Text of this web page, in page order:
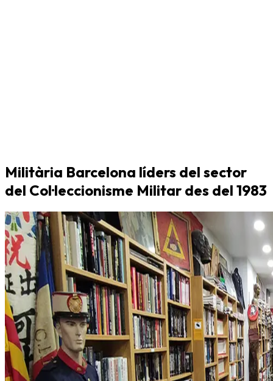
Militària Barcelona líders del sector
del Col·leccionisme Militar des del 1983